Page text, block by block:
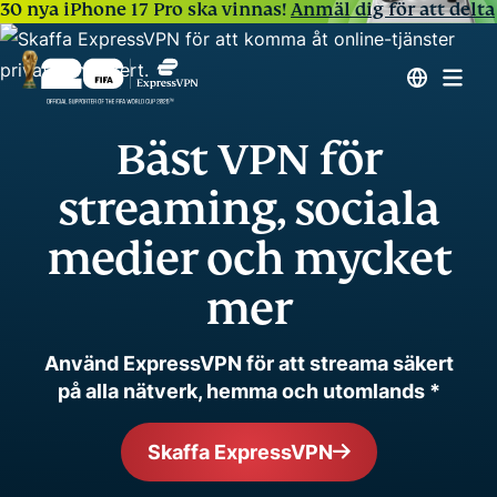
30 nya iPhone 17 Pro ska vinnas!Anmäl dig för att delta
Bäst VPN för
streaming, sociala
medier och mycket
mer
Använd ExpressVPN för att streama säkert
på alla nätverk, hemma och utomlands *
Skaffa ExpressVPN